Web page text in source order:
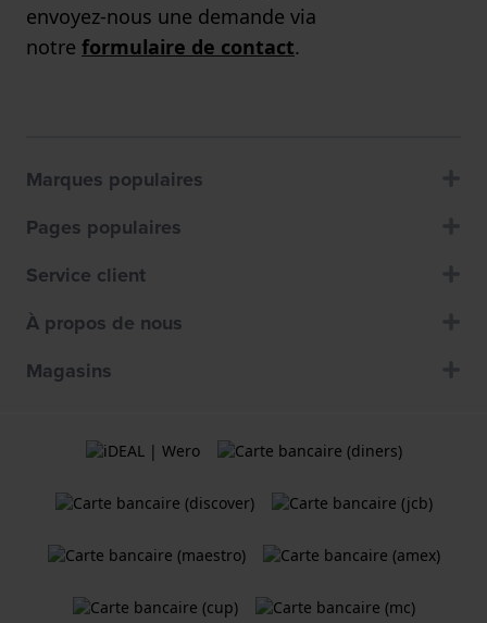
envoyez-nous une demande via
notre formulaire de contact.
Marques populaires
Pages populaires
Service client
À propos de nous
Magasins